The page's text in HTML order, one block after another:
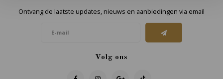
Ontvang de laatste updates, nieuws en aanbiedingen via email
Volg ons